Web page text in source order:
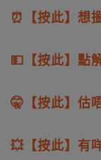
⏰【按此】想
💵【按此】點
🤫【按此】估
💥【按此】有